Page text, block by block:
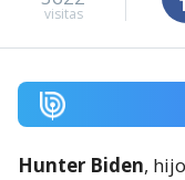
visitas
Hunter Biden,